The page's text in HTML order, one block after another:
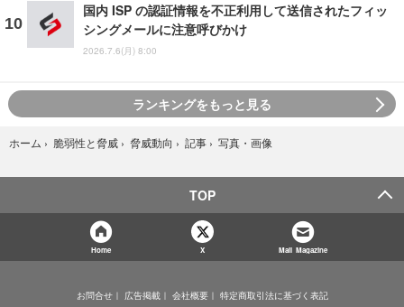
国内 ISP の認証情報を不正利用して送信されたフィッ
シングメールに注意呼びかけ
2026.7.6(月) 8:00
ランキングをもっと見る
ホーム › 脆弱性と脅威 › 脅威動向 › 記事 › 写真・画像
TOP
Home X Mail Magazine
お問合せ 広告掲載 会社概要 特定商取引法に基づく表記